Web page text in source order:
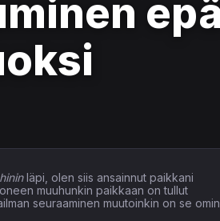
läpi, olen siis ansainnut paikkani
muuhunkin paikkaan on tullut
seuraaminen muutoinkin on se omin